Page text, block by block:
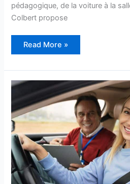
pédagogique, de la voiture à la
Colbert propose
Auto
Avis
et
Informations
Read More »